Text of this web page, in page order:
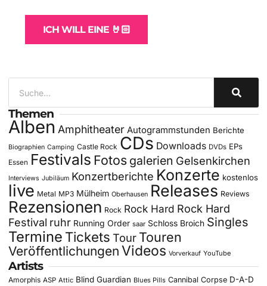
ICH WILL EINE 🤘🏻
Themen
Alben Amphitheater Autogrammstunden Berichte
Biographien Camping Castle Rock CDs Downloads DVDs EPs
Essen Festivals Fotos galerien Gelsenkirchen
Interviews Jubiläum Konzertberichte Konzerte kostenlos
live Metal MP3 Mülheim Oberhausen Releases Reviews
Rezensionen Rock Rock Hard Rock Hard
Festival ruhr Running Order saar Schloss Broich Singles
Termine Tickets Tour Touren
Veröffentlichungen Videos Vorverkauf YouTube
Artists
Amorphis ASP Attic Blind Guardian Blues Pills Cannibal Corpse D-A-D